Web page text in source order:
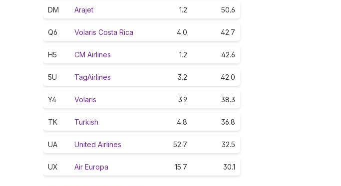
DM Arajet 1.2 50.6
Q6 Volaris Costa Rica 4.0 42.7
H5 CM Airlines 1.2 42.6
5U TagAirlines 3.2 42.0
Y4 Volaris 3.9 38.3
TK Turkish 4.8 36.8
UA United Airlines 52.7 32.5
UX Air Europa 15.7 30.1